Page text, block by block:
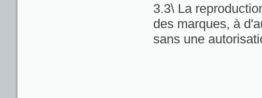
3.3\ La
des marques, à
sans une